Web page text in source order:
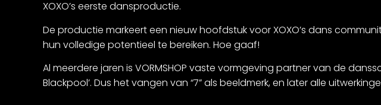
XOXO’s eerste dansproductie.
De productie markeert een nieuw hoofdstuk voor XOXO’s dans
hun volledige potentieel te bereiken. Hoe gaaf!
Al meerdere jaren is VORMSHOP vaste vormgeving partner van de
Blackpool’. Dus het vangen van “7” als beeldmerk, en later alle